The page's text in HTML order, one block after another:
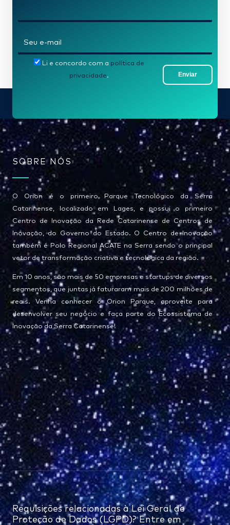
-
*
Enviar
Li e concordo com a política de
privacidade.
SOBRE NÓS
O Orion é o primeiro Parque Tecnológico da Serra
Catarinense, localizado em Lages, e possui o primeiro
Centro de Inovação da Rede Catarinense de Centros de
Inovação, do Governo do Estado. O Centro de Inovação
também é Polo Regional ACATE na Serra sendo o principal
vetor de transformação criativa e tecnológica da região.
Em 10 anos, são mais de 50 empresas e startups de diversos
segmentos, que juntas já faturaram mais de 200 milhões de
reais. Venha conhecer o Orion Parque, aproveite para
desenvolver seu negócio e faça parte do Ecossistema de
Inovação da Serra Catarinense!
Requisições relacionadas à Lei Geral de
Proteção de Dados (LGPD)? Entre em